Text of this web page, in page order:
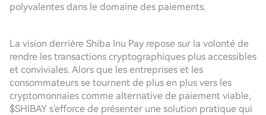
polyvalentes dans le domaine des paiements.
La vision derrière Shiba Inu Pay repose sur la volonté de
rendre les transactions cryptographiques plus accessibles
et conviviales. Alors que les entreprises et les
consommateurs se tournent de plus en plus vers les
cryptomonnaies comme alternative de paiement viable,
$SHIBAY s'efforce de présenter une solution pratique qui